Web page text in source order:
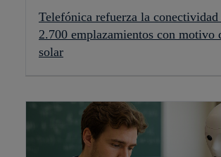
Telefónica refuerza la conectividad
2.700 emplazamientos con motivo
solar